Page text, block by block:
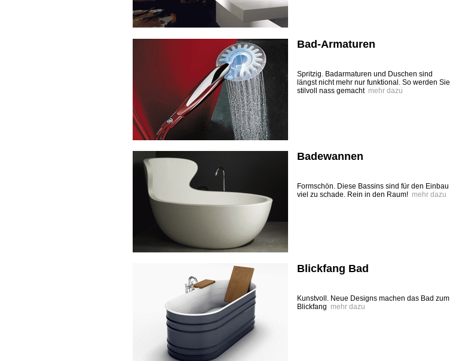
Bad-Armaturen
Spritzig. Badarmaturen und Duschen sind
längst nicht mehr nur funktional. So werden Sie
stilvoll nass gemacht mehr dazu
Badewannen
Formschön. Diese Bassins sind für den Einbau
viel zu schade. Rein in den Raum! mehr dazu
Blickfang Bad
Kunstvoll. Neue Designs machen das Bad zum
Blickfang mehr dazu